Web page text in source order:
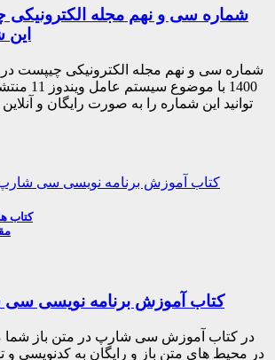
شماره سی و نهم مجله
این
1400 با
توانید این شماره را به صورت رایگان و آنلاین
کتاب
کتاب آموزش برنامه نویسی سی
در کتاب آموزش سی شارپ در متن باز شما
در محیط های متن باز و رایگان به کدنویسی و